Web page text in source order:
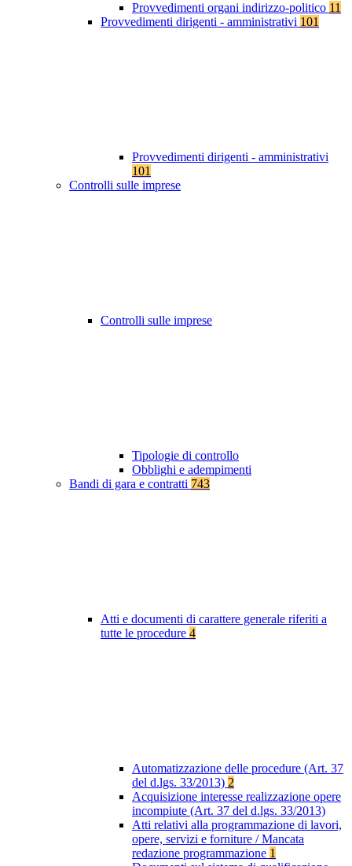
Provvedimenti organi indirizzo-politico 11
Provvedimenti dirigenti - amministrativi 101
Provvedimenti dirigenti - amministrativi
101
Controlli sulle imprese
Controlli sulle imprese
Tipologie di controllo
Obblighi e adempimenti
Bandi di gara e contratti 743
Atti e documenti di carattere generale riferiti a
tutte le procedure 4
Automatizzazione delle procedure (Art. 37
del d.lgs. 33/2013) 2
Acquisizione interesse realizzazione opere
incompiute (Art. 37 del d.lgs. 33/2013)
Atti relativi alla programmazione di lavori,
opere, servizi e forniture / Mancata
redazione programmazione 1